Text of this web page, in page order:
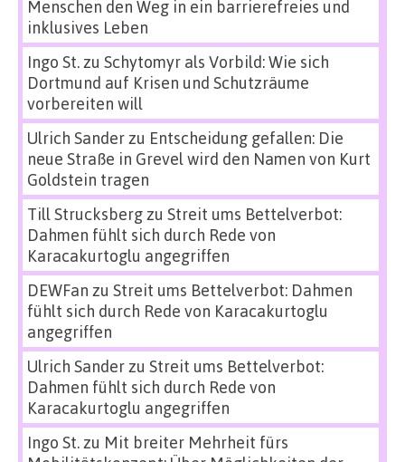
Menschen den Weg in ein barrierefreies und
inklusives Leben
Ingo St.zu Schytomyr als Vorbild: Wie sich
Dortmund auf Krisen und Schutzräume
vorbereiten will
Ulrich Sanderzu Entscheidung gefallen: Die
neue Straße in Grevel wird den Namen von Kurt
Goldstein tragen
Till Strucksbergzu Streit ums Bettelverbot:
Dahmen fühlt sich durch Rede von
Karacakurtoglu angegriffen
DEWFan zu Streit ums Bettelverbot: Dahmen
fühlt sich durch Rede von Karacakurtoglu
angegriffen
Ulrich Sanderzu Streit ums Bettelverbot:
Dahmen fühlt sich durch Rede von
Karacakurtoglu angegriffen
Ingo St.zu Mit breiter Mehrheit fürs